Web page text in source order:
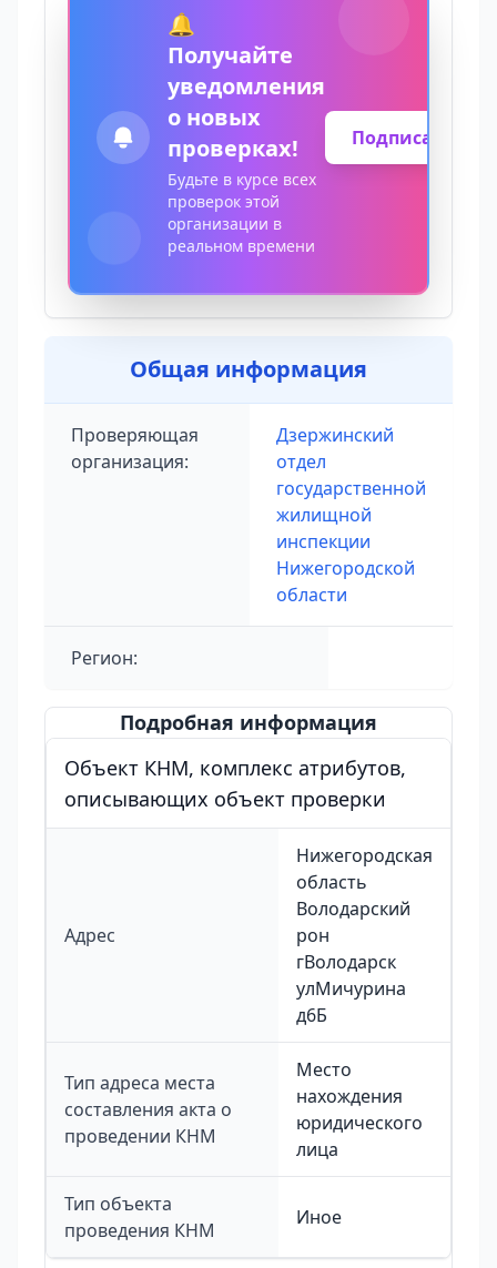
🔔
Получайте
уведомления
о новых
проверках!
Будьте в курсе всех
проверок этой
организации в
реальном времени
Подписаться
Общая информация
Проверяющая
организация:
Дзержинский
отдел
государственной
жилищной
инспекции
Нижегородской
области
Регион:
Подробная информация
Объект КНМ, комплекс атрибутов,
описывающих объект проверки
Адрес
Нижегородская
область
Володарский
рон
гВолодарск
улМичурина
д6Б
Тип адреса места
составления акта о
проведении КНМ
Место
нахождения
юридического
лица
Тип объекта
проведения КНМ
Иное